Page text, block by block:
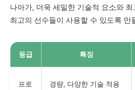
나아가, 더욱 세밀한 기술적 요소와
최고의 선수들이 사용할 수 있도록 만
등급 특징
프로 경량, 다양한 기술 적용